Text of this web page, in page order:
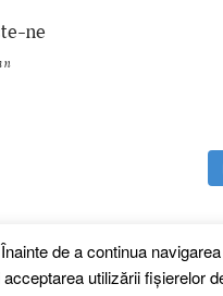
ne
de a continua
utilizării fişierelor